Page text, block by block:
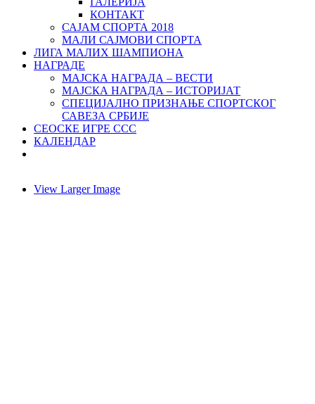
КОНТАКТ
САЈАМ СПОРТА 2018
МАЛИ САЈМОВИ СПОРТА
ЛИГА МАЛИХ ШАМПИОНА
НАГРАДЕ
МАЈСКА НАГРАДА – ВЕСТИ
МАЈСКА НАГРАДА – ИСТОРИЈАТ
СПЕЦИЈАЛНО ПРИЗНАЊЕ СПОРТСКОГ
САВЕЗА СРБИЈЕ
СЕОСКЕ ИГРЕ ССС
КАЛЕНДАР
View Larger Image